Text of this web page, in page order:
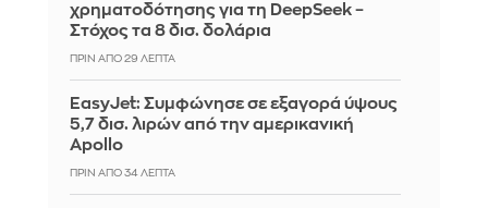
χρηματοδότησης για τη DeepSeek –
Στόχος τα 8 δισ. δολάρια
ΠΡΙΝ ΑΠΌ 29 ΛΕΠΤΆ
EasyJet: Συμφώνησε σε εξαγορά ύψους
5,7 δισ. λιρών από την αμερικανική
Apollo
ΠΡΙΝ ΑΠΌ 34 ΛΕΠΤΆ